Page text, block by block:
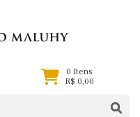
0 Itens
R$ 0,00